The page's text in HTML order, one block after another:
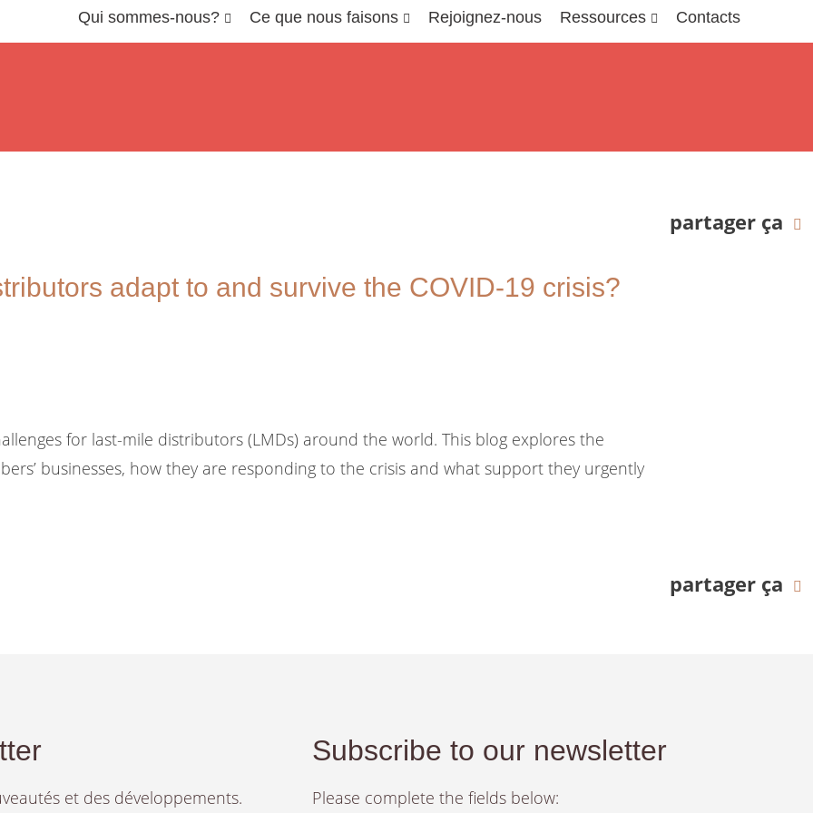
Qui sommes-nous? Ce que nous faisons Rejoignez-nous Ressources Contacts
partager ça
adapt to and survive the COVID-19 crisis?
for last-mile distributors (LMDs) around the world. This blog explores the
businesses, how they are responding to the crisis and what support they urgently
partager ça
et des développements.
Subscribe to our newsletter
Please complete the fields below: